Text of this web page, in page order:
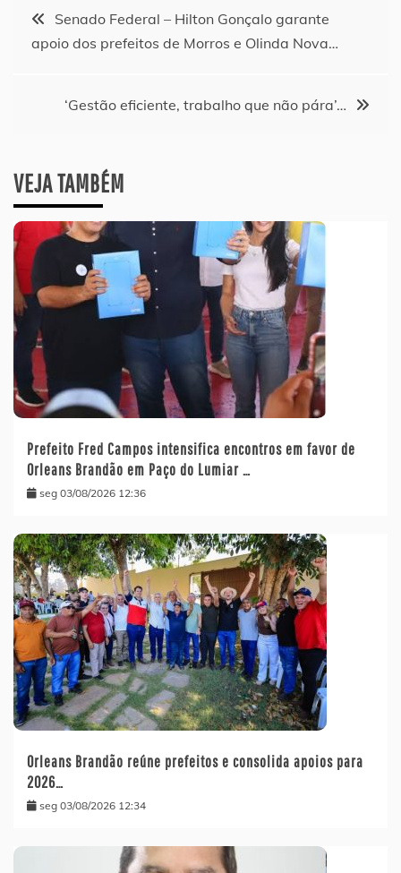
Navegação
Senado Federal – Hilton Gonçalo garante
apoio dos prefeitos de Morros e Olinda Nova…
‘Gestão eficiente, trabalho que não pára’…
VEJA TAMBÉM
Prefeito Fred Campos intensifica encontros em favor de
Orleans Brandão em Paço do Lumiar …
seg 03/08/2026 12:36
Orleans Brandão reúne prefeitos e consolida apoios para
2026…
seg 03/08/2026 12:34